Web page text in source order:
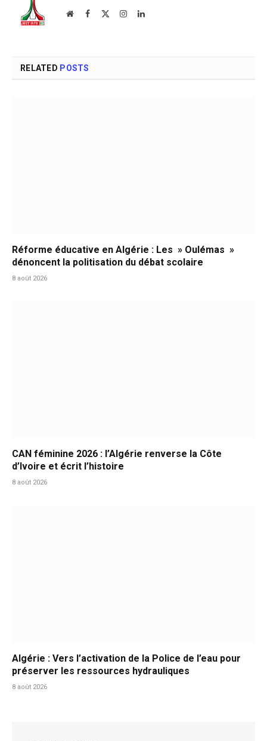
WebsiteFacebook InstagramLinkedIn
RELATED POSTS
Réforme éducative en Algérie : Les » Oulémas »
dénoncent la politisation du débat scolaire
8 août 2026
CAN féminine 2026 : l’Algérie renverse la Côte
d’Ivoire et écrit l’histoire
8 août 2026
Algérie : Vers l’activation de la Police de l’eau pour
préserver les ressources hydrauliques
8 août 2026